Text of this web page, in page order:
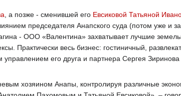
, а позже - сменившей его Евсиковой Татьяной
председателя Анапского суда (потом уже и
- ООО «Валентина» захватывает лучшие
Практически весь бизнес: гостиничный,
его друга и партнера Сергея Зиринова
хозяином Анапы, контролируя различные